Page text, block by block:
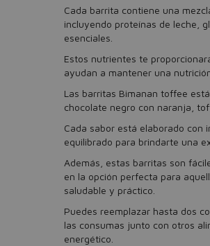
Cada barrita contiene una
incluyendo proteínas de leche,
esenciales.
Estos nutrientes te
ayudan a mantener una
Las barritas Bimanan toffee
chocolate negro con naranja,
Cada sabor está elaborado con
equilibrado para brindarte una
Además, estas barritas son
en la opción perfecta para
saludable y práctico.
Puedes reemplazar hasta dos
las consumas junto con otros
energético.